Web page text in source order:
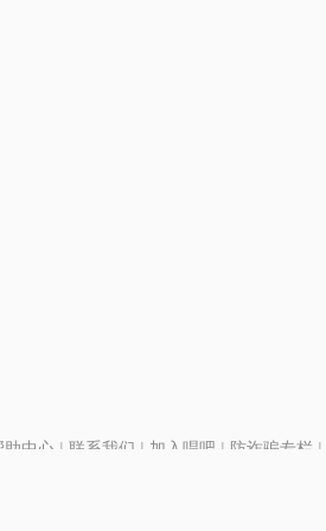
助中心 | 联系我们 | 加入唱吧 | 防诈骗专栏 |